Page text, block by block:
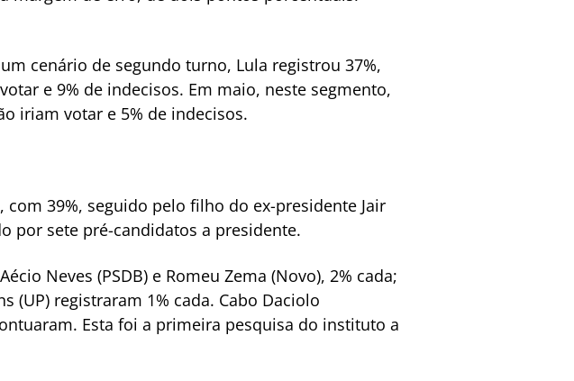
cenário de segundo turno, Lula registrou 37%,
e 9% de indecisos. Em maio, neste segmento,
iriam votar e 5% de indecisos.
39%, seguido pelo filho do ex-presidente Jair
por sete pré-candidatos a presidente.
Neves (PSDB) e Romeu Zema (Novo), 2% cada;
(UP) registraram 1% cada. Cabo Daciolo
Esta foi a primeira pesquisa do instituto a